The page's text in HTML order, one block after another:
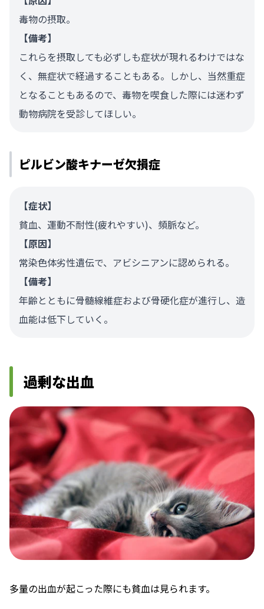
毒物の摂取。
【備考】
これらを摂取しても必ずしも症状が現れるわけではな
く、無症状で経過することもある。しかし、当然重症
となることもあるので、毒物を喫食した際には迷わず
動物病院を受診してほしい。
ピルビン酸キナーゼ欠損症
【症状】
貧血、運動不耐性(疲れやすい)、頻脈など。
【原因】
常染色体劣性遺伝で、アビシニアンに認められる。
【備考】
年齢とともに骨髄線維症および骨硬化症が進行し、造
血能は低下していく。
過剰な出血
多量の出血が起こった際にも貧血は見られます。